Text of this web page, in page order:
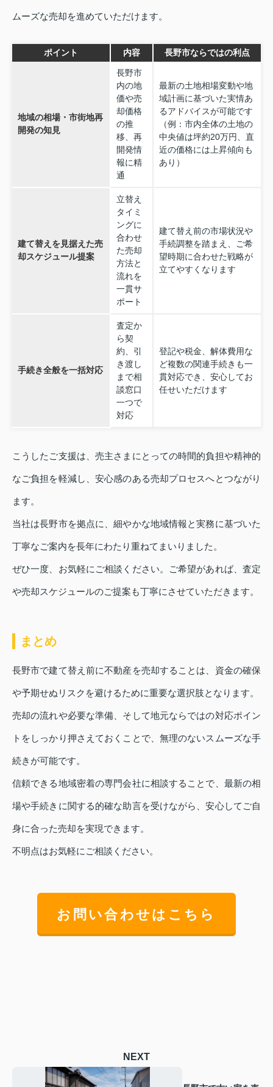
ムーズな売却を進めていただけます。
ポイント 内容 長野市ならではの利点
地域の相場・市街地再
開発の知見
長野市
内の地
価や売
却価格
の推
移、再
開発情
報に精
通
最新の土地相場変動や地
域計画に基づいた実情あ
るアドバイスが可能です
（例：市内全体の土地の
中央値は坪約20万円、直
近の価格には上昇傾向も
あり）
建て替えを見据えた売
却スケジュール提案
立替え
タイミ
ングに
合わせ
た売却
方法と
流れを
一貫サ
ポート
建て替え前の市場状況や
手続調整を踏まえ、ご希
望時期に合わせた戦略が
立てやすくなります
手続き全般を一括対応
査定か
ら契
約、引
き渡し
まで相
談窓口
一つで
対応
登記や税金、解体費用な
ど複数の関連手続きも一
貫対応でき、安心してお
任せいただけます
こうしたご支援は、売主さまにとっての時間的負担や精神的
なご負担を軽減し、安心感のある売却プロセスへとつながり
ます。
当社は長野市を拠点に、細やかな地域情報と実務に基づいた
丁寧なご案内を長年にわたり重ねてまいりました。
ぜひ一度、お気軽にご相談ください。ご希望があれば、査定
や売却スケジュールのご提案も丁寧にさせていただきます。
まとめ
長野市で建て替え前に不動産を売却することは、資金の確保
や予期せぬリスクを避けるために重要な選択肢となります。
売却の流れや必要な準備、そして地元ならではの対応ポイン
トをしっかり押さえておくことで、無理のないスムーズな手
続きが可能です。
信頼できる地域密着の専門会社に相談することで、最新の相
場や手続きに関する的確な助言を受けながら、安心してご自
身に合った売却を実現できます。
不明点はお気軽にご相談ください。
お問い合わせはこちら
NEXT